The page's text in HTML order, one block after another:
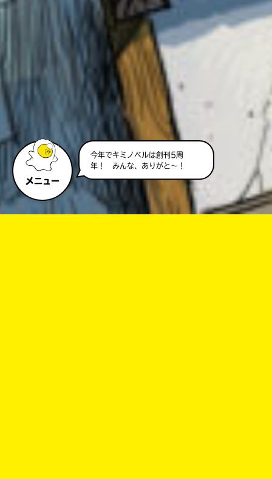
メニュー
今年でキミノベルは創刊5周
年！ みんな、ありがと～！